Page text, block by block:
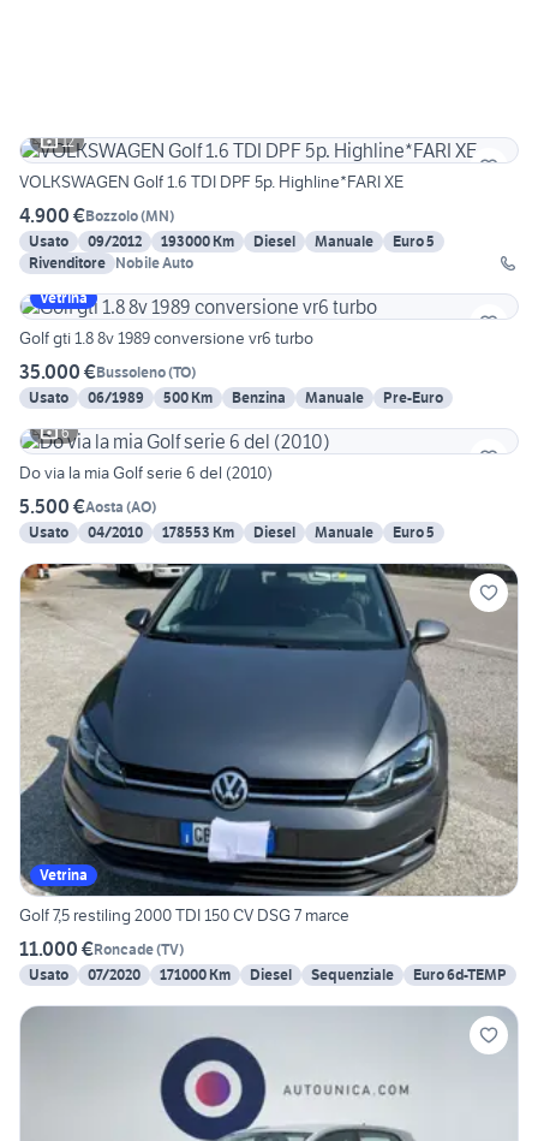
12
VOLKSWAGEN Golf 1.6 TDI DPF 5p. Highline*FARI XE
4.900 €Bozzolo(MN)
Usato
09/2012 193000 Km Diesel Manuale
Euro 5
Rivenditore Nobile Auto
Vetrina
Golf gti 1.8 8v 1989 conversione vr6 turbo
35.000 €Bussoleno(TO)
Usato
06/1989 500 Km Benzina Manuale
Pre-Euro
6
Do via la mia Golf serie 6 del (2010)
5.500 €Aosta (AO)
Usato
04/2010 178553 Km Diesel Manuale Euro 5
Vetrina
Golf 7,5 restiling 2000 TDI 150 CV DSG 7 marce
11.000 €Roncade(TV)
Usato
07/2020 171000 Km Diesel Sequenziale Euro 6d-TEMP